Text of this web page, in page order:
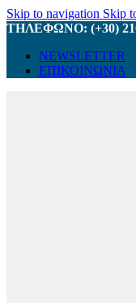
Skip to navigation Skip
ΤΗΛΕΦΩΝΟ: (+30) 210
NEWSLETTER
ΕΠΙΚΟΙΝΩΝΙΑ